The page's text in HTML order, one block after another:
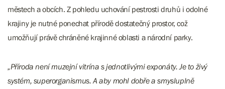
městech a obcích. Z pohledu uchování pestrosti druhů i odolné
krajiny je nutné ponechat přírodě dostatečný prostor, což
umožňují právě chráněné krajinné oblasti a národní parky.
„Příroda není muzejní vitrína s jednotlivými exponáty. Je to živý
systém, superorganismus. A aby mohl dobře a smysluplně